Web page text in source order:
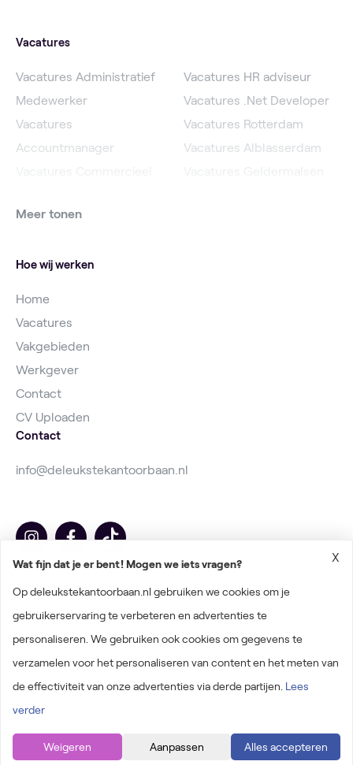
Vacatures
Vacatures Administratief
Medewerker
Vacatures
Accountmanager
Vacatures Online
Vacatures HR adviseur
Vacatures .Net Developer
Vacatures Rotterdam
Vacatures Alblasserdam
Meer tonen
Hoe wij werken
Home
Vacatures
Vakgebieden
Werkgever
Contact
CV Uploaden
Contact
info@deleukstekantoorbaan.nl
Algemene voorwaarden
Privacyverklaring
Onderdeel van baanzoeken.nl
Wat fijn dat je er bent! Mogen we iets vragen?
Op deleukstekantoorbaan.nl gebruiken we cookies om je
gebruikerservaring te verbeteren en advertenties te
personaliseren. We gebruiken ook cookies om gegevens te
verzamelen voor het personaliseren van content en het meten van
de effectiviteit van onze advertenties via derde partijen. Lees
verder
Weigeren Aanpassen Alles accepteren
X